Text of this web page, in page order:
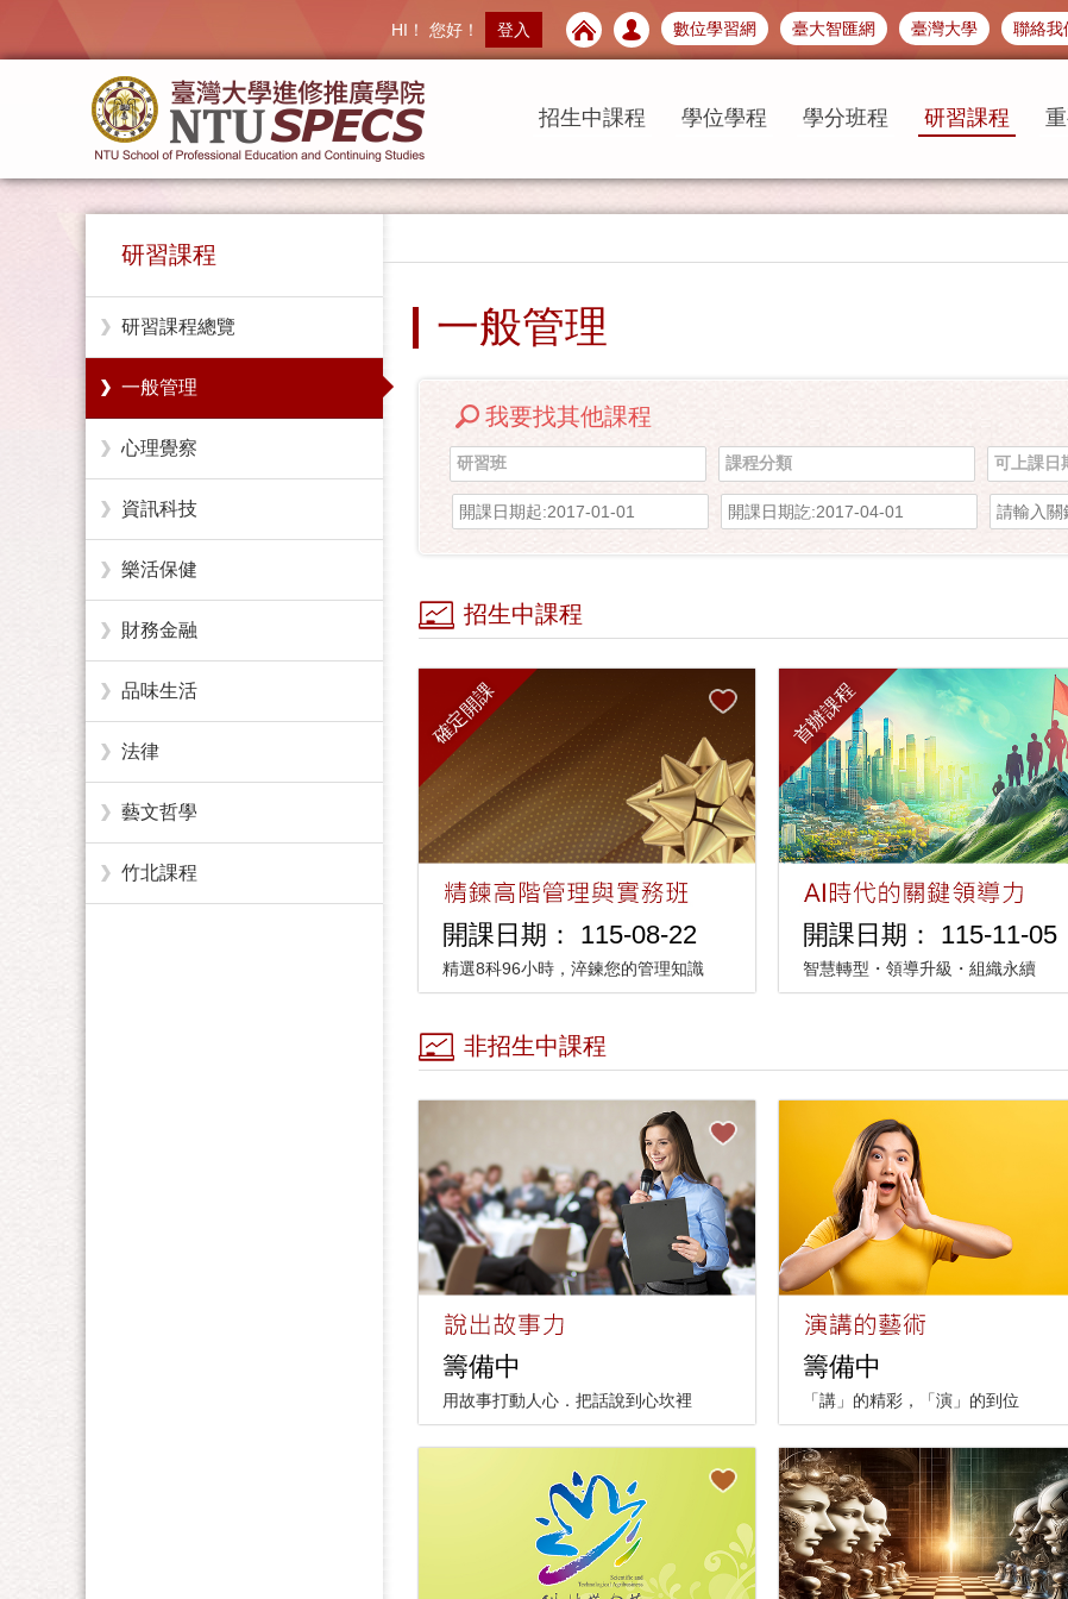
數位學習網 臺大智匯網 臺灣大學 聯絡我
HI！ 您好！ 登入
招生中課程 學位學程 學分班程 研習課程
研習課程
研習課程總覽
一般管理
心理覺察
資訊科技
樂活保健
財務金融
品味生活
法律
藝文哲學
竹北課程
一般管理
我要找其他課程
研習班 課程分類 可上課日
招生中課程
確定開課
開課日期： 115-08-22
精選8科96小時，淬鍊您的管理知識
首辦課程
開課日期： 115-11-05
智慧轉型・領導升級・組織永續
非招生中課程
籌備中
用故事打動人心．把話說到心坎裡
籌備中
「講」的精彩，「演」的到位